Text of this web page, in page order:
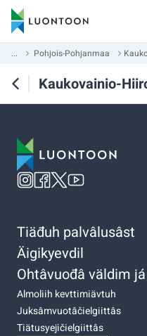
... Pohjois-Pohjanmaa
Kaukovainio-
Tiäđuh palvâlusâst
Äigikyevdil
Ohtâvuođâ väldim
Almoliih kevttimiävtuh
Juksâmvuotâčielgiittâs
Tiätusyejičielgiittâs